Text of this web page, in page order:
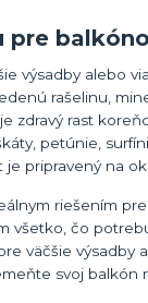
pre
výsadby alebo
rašelinu,
zdravý rast
petúnie,
je pripravený na
riešením
všetko, čo
väčšie
svoj balkón